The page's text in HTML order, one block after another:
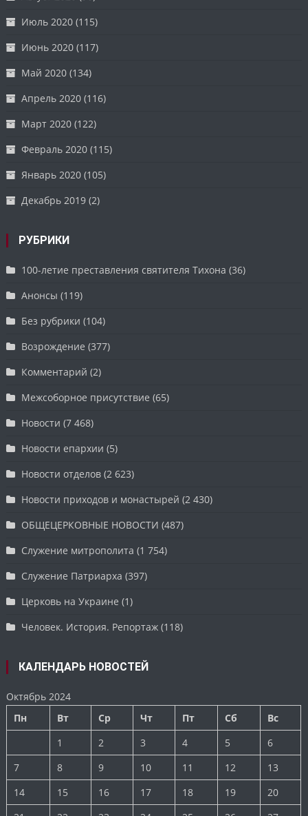
Июль 2020 (115)
Июнь 2020 (117)
Май 2020 (134)
Апрель 2020 (116)
Март 2020 (122)
Февраль 2020 (115)
Январь 2020 (105)
Декабрь 2019 (2)
РУБРИКИ
100-летие преставления святителя Тихона (36)
Анонсы (119)
Без рубрики (104)
Возрождение (377)
Комментарий (2)
Межсоборное присутствие (65)
Новости (7 468)
Новости епархии (5)
Новости отделов (2 623)
Новости приходов и монастырей (2 430)
ОБЩЕЦЕРКОВНЫЕ НОВОСТИ (487)
Служение митрополита (1 754)
Служение Патриарха (397)
Церковь на Украине (1)
Человек. История. Репортаж (118)
КАЛЕНДАРЬ НОВОСТЕЙ
Октябрь 2024
Пн
Вт Ср Чт Пт Сб
Вс
1
2 3 4 5
6
7
8 9 10 11 12
13
14
15 16 17 18 19
20